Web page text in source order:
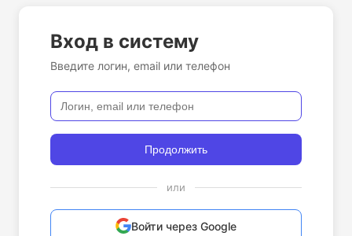
Вход в систему
Введите логин, email или телефон
Продолжить
или
Войти через Google